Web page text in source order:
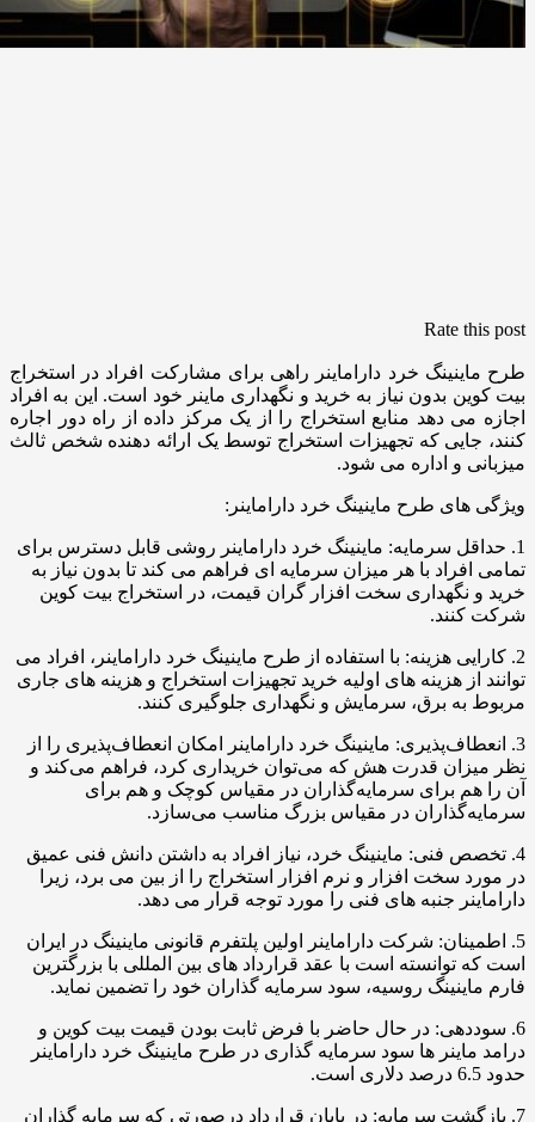
Rate this post
طرح ماینینگ خرد داراماینر راهی برای مشارکت افراد در استخراج
بیت کوین بدون نیاز به خرید و نگهداری ماینر خود است. این به افراد
اجازه می دهد منابع استخراج را از یک مرکز داده از راه دور اجاره
کنند، جایی که تجهیزات استخراج توسط یک ارائه دهنده شخص ثالث
میزبانی و اداره می شود.
ویژگی های طرح ماینینگ خرد داراماینر:
1. حداقل سرمایه: ماینینگ خرد داراماینر روشی قابل دسترس برای
تمامی افراد با هر میزان سرمایه ای فراهم می کند تا بدون نیاز به
خرید و نگهداری سخت افزار گران قیمت، در استخراج بیت کوین
شرکت کنند.
2. کارایی هزینه: با استفاده از طرح ماینینگ خرد داراماینر، افراد می
توانند از هزینه های اولیه خرید تجهیزات استخراج و هزینه های جاری
مربوط به برق، سرمایش و نگهداری جلوگیری کنند.
3. انعطاف‌پذیری: ماینینگ خرد داراماینر امکان انعطاف‌پذیری را از
نظر میزان قدرت هش که می‌توان خریداری کرد، فراهم می‌کند و
آن را هم برای سرمایه‌گذاران در مقیاس کوچک و هم برای
سرمایه‌گذاران در مقیاس بزرگ مناسب می‌سازد.
4. تخصص فنی: ماینینگ خرد، نیاز افراد به داشتن دانش فنی عمیق
در مورد سخت افزار و نرم افزار استخراج را از بین می برد، زیرا
داراماینر جنبه های فنی را مورد توجه قرار می دهد.
5. اطمینان: شرکت داراماینر اولین پلتفرم قانونی ماینینگ در ایران
است که توانسته است با عقد قرارداد های بین المللی با بزرگترین
فارم ماینینگ روسیه، سود سرمایه گذاران خود را تضمین نماید.
6. سوددهی: در حال حاضر با فرض ثابت بودن قیمت بیت کوین و
درامد ماینر ها سود سرمایه گذاری در طرح ماینینگ خرد داراماینر
حدود 6.5 درصد دلاری است.
7. بازگشت سرمایه: در پایان قرارداد درصورتی که سرمایه گذاران